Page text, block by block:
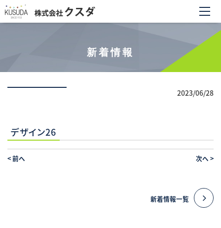
新着情報
2023/06/28
デザイン26
<前へ 次へ >
新着情報一覧